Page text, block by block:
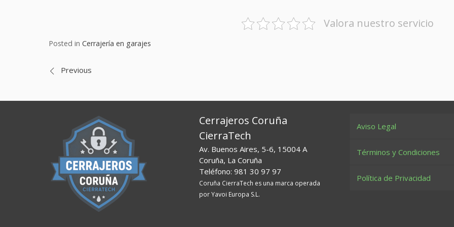
Valora nuestro servicio
Posted in Cerrajería en garajes
Navegación
de
entradas
Previous
Cerrajeros Coruña
CierraTech
Av. Buenos Aires, 5-6, 15004 A
Coruña, La Coruña
Teléfono: 981 30 97 97
Coruña CierraTech es una marca operada
por Yavoi Europa S.L.
Aviso Legal
Términos y Condiciones
Política de Privacidad